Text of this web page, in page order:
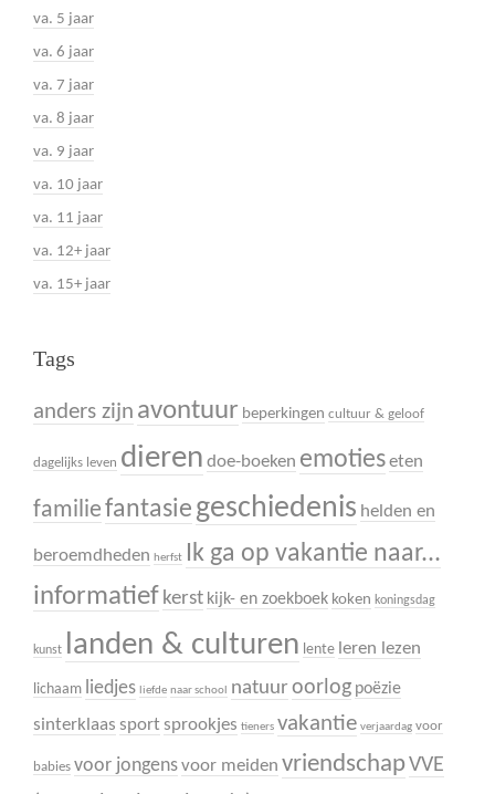
va. 5 jaar
va. 6 jaar
va. 7 jaar
va. 8 jaar
va. 9 jaar
va. 10 jaar
va. 11 jaar
va. 12+ jaar
va. 15+ jaar
Tags
anders zijn avontuur beperkingen cultuur & geloof
dagelijks leven dieren doe-boeken emotieseten
familiefantasie geschiedenis helden en
beroemdheden herfst Ik ga op vakantie naar...
informatief kerst kijk- en zoekboek koken koningsdag
kunst landen & culturen lente leren lezen
lichaam liedjes liefde naar school natuur oorlog poëzie
sinterklaas sport sprookjes tieners vakantie verjaardag voor
babies voor jongensvoor meiden vriendschapVVE